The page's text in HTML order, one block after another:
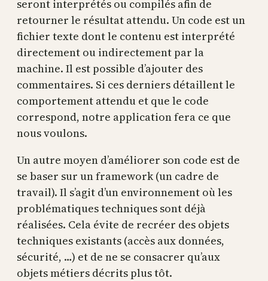
seront interprétés ou compilés afin de
retourner le résultat attendu. Un code est un
fichier texte dont le contenu est interprété
directement ou indirectement par la
machine. Il est possible d’ajouter des
commentaires. Si ces derniers détaillent le
comportement attendu et que le code
correspond, notre application fera ce que
nous voulons.
Un autre moyen d’améliorer son code est de
se baser sur un framework (un cadre de
travail). Il s’agit d’un environnement où les
problématiques techniques sont déjà
réalisées. Cela évite de recréer des objets
techniques existants (accès aux données,
sécurité, …) et de ne se consacrer qu’aux
objets métiers décrits plus tôt.